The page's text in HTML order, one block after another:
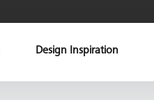
Design Inspiration